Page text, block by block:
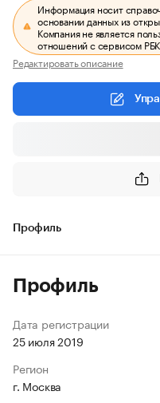
Информация носит
основании данных из
Компания не является
отношений с сервисом
Редактировать описание
Профиль
Профиль
Дата регистрации
25 июля 2019
Регион
г. Москва